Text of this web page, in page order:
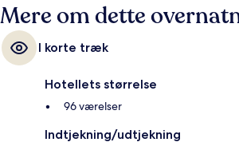
Mere om dette
I korte træk
Hotellets størrelse
96 værelser
Indtjekning/udtjekning